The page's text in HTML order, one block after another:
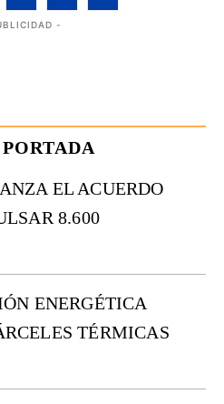
-
EL ACUERDO
8.600
ENERGÉTICA
TÉRMICAS